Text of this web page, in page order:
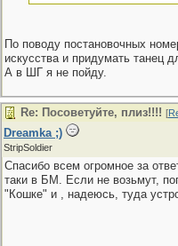
По поводу постановочных
искусства и придумать танец
А в ШГ я не пойду.
Re: Посоветуйте, плиз!!!! [
Dreamka ;)
StripSoldier
Спасибо всем огромное за
таки в БМ. Если не возьмут,
"Кошке" и , надеюсь, туда